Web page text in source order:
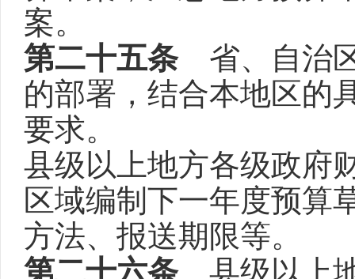
案。
第二十五条省、自治区
的部署，结合本地区的
要求。
县级以上地方各级政府
区域编制下一年度预算
方法、报送期限等。
第二十六条县级以上地